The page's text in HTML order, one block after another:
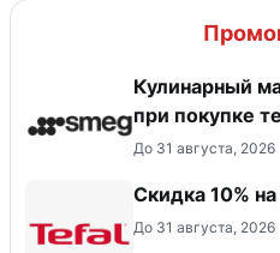
Кулинарный
при покупке
До 31 августа, 2026
Скидка 10%
До 31 августа, 2026